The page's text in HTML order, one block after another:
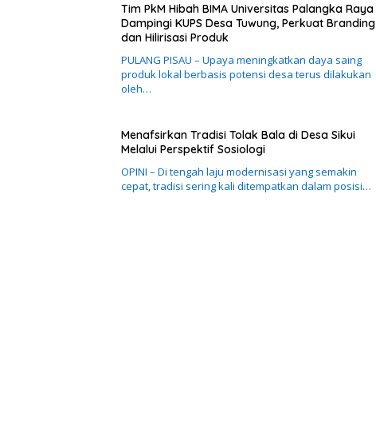
Tim PkM Hibah BIMA Universitas Palangka Raya
Dampingi KUPS Desa Tuwung, Perkuat Branding
dan Hilirisasi Produk
PULANG PISAU – Upaya meningkatkan daya saing
produk lokal berbasis potensi desa terus dilakukan
oleh…
Menafsirkan Tradisi Tolak Bala di Desa Sikui
Melalui Perspektif Sosiologi
OPINI – Di tengah laju modernisasi yang semakin
cepat, tradisi sering kali ditempatkan dalam posisi…